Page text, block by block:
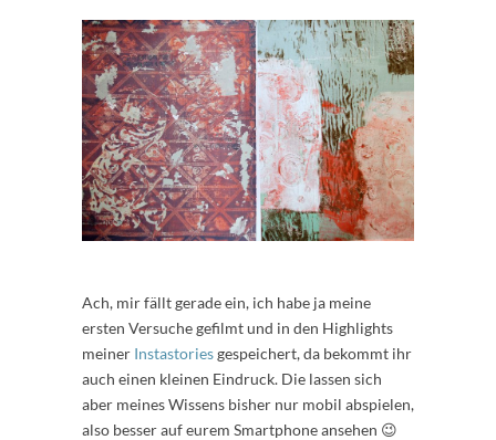
Ach, mir fällt gerade ein, ich habe ja meine
ersten Versuche gefilmt und in den Highlights
meiner Instastoriesgespeichert, da bekommt ihr
auch einen kleinen Eindruck. Die lassen sich
aber meines Wissens bisher nur mobil abspielen,
also besser auf eurem Smartphone ansehen 😉